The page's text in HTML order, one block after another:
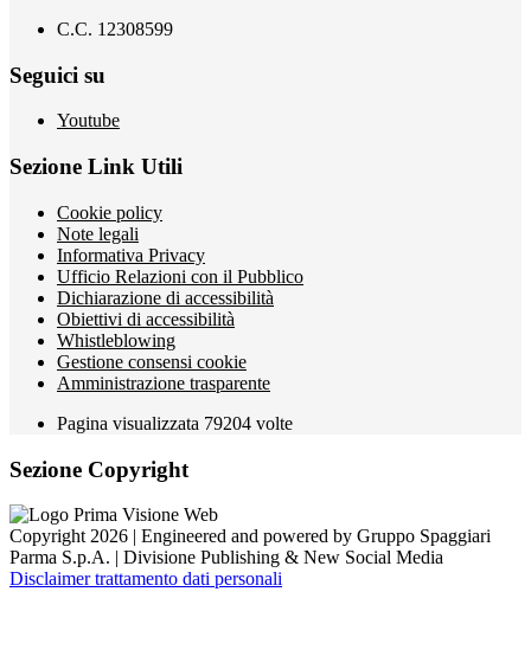
C.C. 12308599
Seguici su
Youtube
Sezione Link Utili
Cookie policy
Note legali
Informativa Privacy
Ufficio Relazioni con il Pubblico
Dichiarazione di accessibilità
Obiettivi di accessibilità
Whistleblowing
Gestione consensi cookie
Amministrazione trasparente
Pagina visualizzata 79204 volte
Sezione Copyright
Copyright 2026 | Engineered and powered by Gruppo Spaggiari
Parma S.p.A. | Divisione Publishing & New Social Media
Disclaimer trattamento dati personali